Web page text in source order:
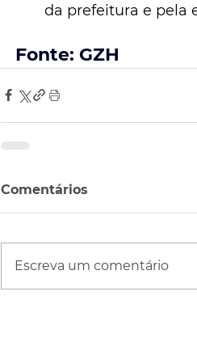
da prefeitura e pela
Fonte: GZH
Comentários
Escreva um comentário